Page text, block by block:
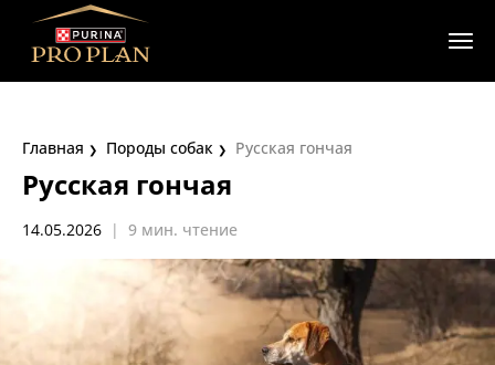
Главная Породы собак Русская гончая
Русская гончая
14.05.2026 | 9 мин. чтение